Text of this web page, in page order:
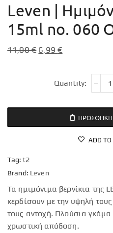
Leven |
15ml no. 060
11,00€ 6,99€
ΠΡΟΣΘΉΚΗ
ADD
Tag: t2
Brand: Leven
Τα ημιμόνιμα βερνίκια της
κερδίσουν με την υψηλή
τους αντοχή. Πλούσια
χρωστική απόδοση.